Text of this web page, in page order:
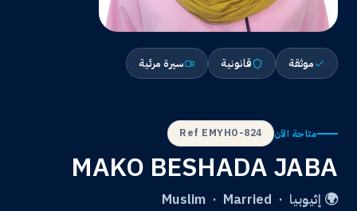
موثقة قانونية سيرة مرئية
متاحة الآن Ref EMYHO-824
MAKO BESHADA JABA
🌍 إثيوبيا · Muslim · Married